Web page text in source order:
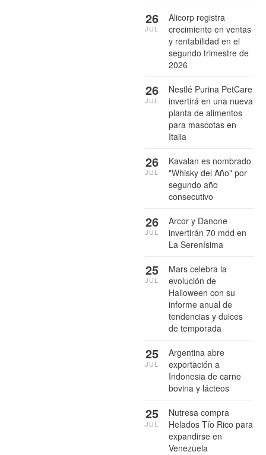
Alicorp registra
crecimiento en ventas
y rentabilidad en el
segundo trimestre de
2026
26
JUL
Nestlé Purina PetCare
invertirá en una nueva
planta de alimentos
para mascotas en
Italia
26
JUL
Kavalan es nombrado
"Whisky del Año" por
segundo año
consecutivo
26
JUL
Arcor y Danone
invertirán 70 mdd en
La Serenísima
26
JUL
Mars celebra la
evolución de
Halloween con su
informe anual de
tendencias y dulces
de temporada
25
JUL
Argentina abre
exportación a
Indonesia de carne
bovina y lácteos
25
JUL
Nutresa compra
Helados Tío Rico para
expandirse en
Venezuela
25
JUL